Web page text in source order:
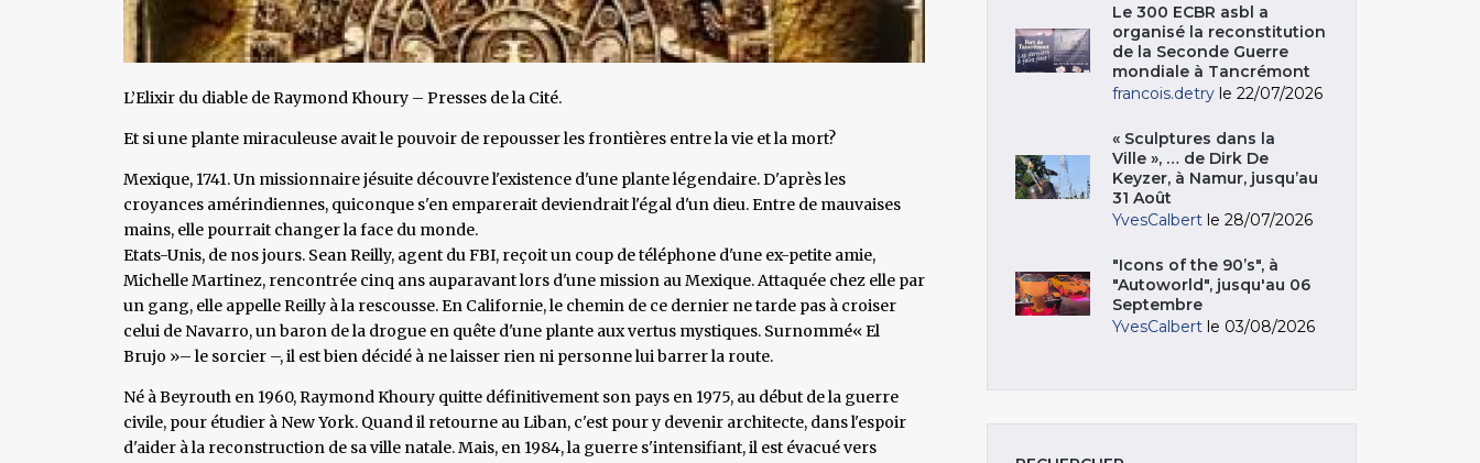
L’Elixir du diable de Raymond Khoury – Presses de la Cité.
Et si une plante miraculeuse avait le pouvoir de repousser les frontières entre la vie et la mort?
Mexique, 1741. Un missionnaire jésuite découvre l'existence d'une plante légendaire. D'après les
croyances amérindiennes, quiconque s'en emparerait deviendrait l'égal d'un dieu. Entre de mauvaises
mains, elle pourrait changer la face du monde.
Etats-Unis, de nos jours. Sean Reilly, agent du FBI, reçoit un coup de téléphone d'une ex-petite amie,
Michelle Martinez, rencontrée cinq ans auparavant lors d'une mission au Mexique. Attaquée chez elle par
un gang, elle appelle Reilly à la rescousse. En Californie, le chemin de ce dernier ne tarde pas à croiser
celui de Navarro, un baron de la drogue en quête d'une plante aux vertus mystiques. Surnommé« El
Brujo »– le sorcier –, il est bien décidé à ne laisser rien ni personne lui barrer la route.
Né à Beyrouth en 1960, Raymond Khoury quitte définitivement son pays en 1975, au début de la guerre
civile, pour étudier à New York. Quand il retourne au Liban, c'est pour y devenir architecte, dans l'espoir
d'aider à la reconstruction de sa ville natale. Mais, en 1984, la guerre s'intensifiant, il est évacué vers
Le 300 ECBR asbl a
organisé la reconstitution
de la Seconde Guerre
mondiale à Tancrémont
francois.detry le 22/07/2026
« Sculptures dans la
Ville », … de Dirk De
Keyzer, à Namur, jusqu’au
31 Août
YvesCalbert le 28/07/2026
"Icons of the 90’s", à
"Autoworld", jusqu'au 06
Septembre
YvesCalbert le 03/08/2026